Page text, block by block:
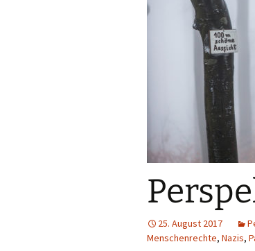
25. August 2017
Menschenrechte, Nazis,